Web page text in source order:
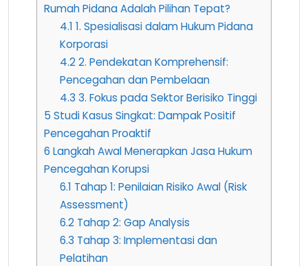
Rumah Pidana Adalah Pilihan Tepat?
4.1 1. Spesialisasi dalam Hukum Pidana
Korporasi
4.22. Pendekatan Komprehensif:
Pencegahan dan Pembelaan
4.3 3. Fokus pada Sektor Berisiko Tinggi
5 Studi Kasus Singkat: Dampak Positif
Pencegahan Proaktif
6 Langkah Awal Menerapkan Jasa Hukum
Pencegahan Korupsi
6.1 Tahap 1: Penilaian Risiko Awal (Risk
Assessment)
6.2Tahap 2: Gap Analysis
6.3 Tahap 3: Implementasi dan
Pelatihan